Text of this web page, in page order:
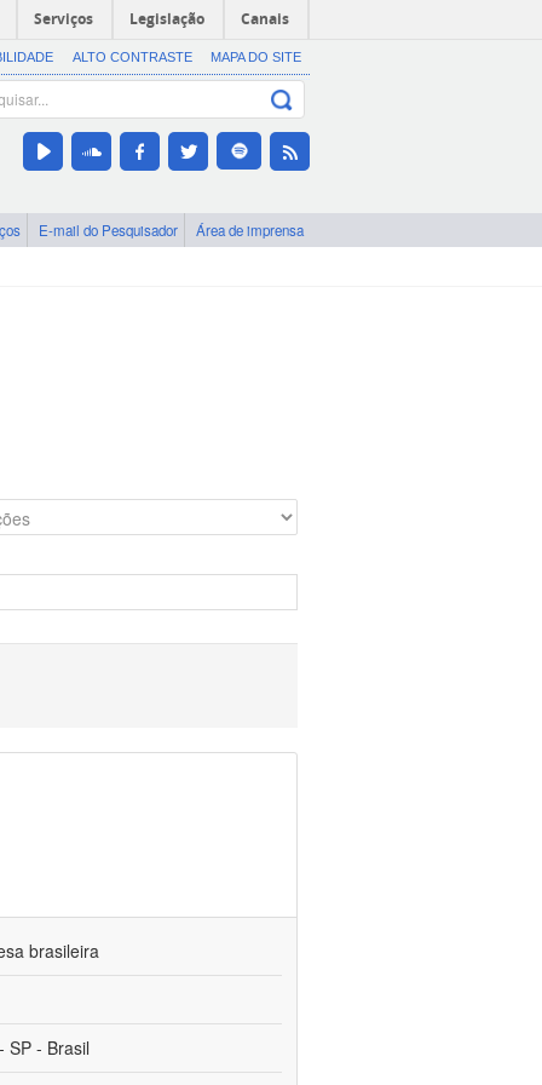
Serviços Legislação Canais
ALTO CONTRASTE MAPA DO SITE
E-mail do Pesquisador Área de imprensa
brasileira
SP - Brasil